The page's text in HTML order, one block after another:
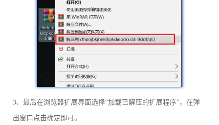
3、最后在浏览器扩展界面选择“加载已解压的扩展程序”，在弹
出窗口点击确定即可。